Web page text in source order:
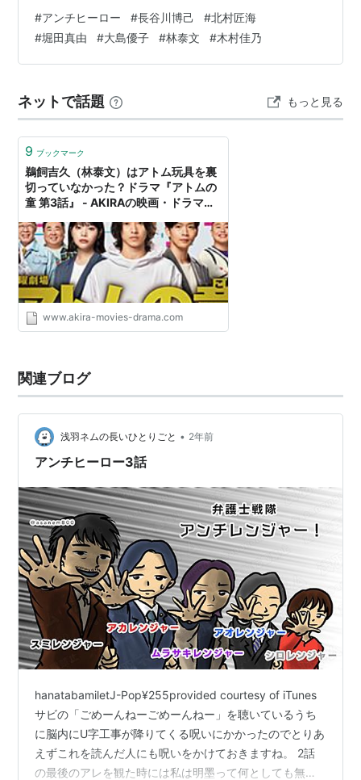
てたの裏切りの布石かと思ったら決定的な証拠を潰され
たことに気づいて絶望してたとは思わなんだよ…。でも7
話における瀬古判事の過ちの「女の身で上に上がろうと
てしまっていた」について「じゃあ女がガラスの天井を
破るにはどうすればよかったんだ…」としょ…
#アンチヒーロー #長谷川博己 #北村匠海
#堀田真由 #大島優子 #林泰文 #木村佳乃
ネットで話題 もっと見る
9 ブックマーク
鵜飼吉久（林泰文）はアトム玩具を裏
切っていなかった？ドラマ『アトムの
童 第3話』 - AKIRAの映画・ドラマブ
www.akira-movies-drama.com
関連ブログ
浅羽ネムの長いひとりごと • 2年前
アンチヒーロー3話
hanatabamiletJ-Pop¥255provided courtesy of iTunes
サビの「ごめーんねーごめーんねー」を聴いているうち
に脳内にU字工事が降りてくる呪いにかかったのでとりあ
えずこれを読んだ人にも呪いをかけておきますね。 2話
の最後のアレを観た時には私は明墨って何としても無罪